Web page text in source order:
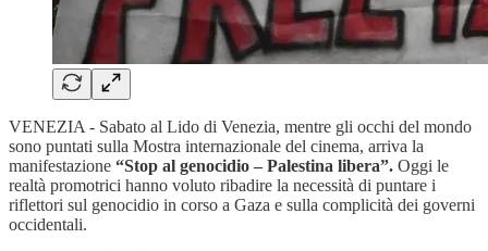
VENEZIA - Sabato al Lido di Venezia, mentre gli occhi del mondo
sono puntati sulla Mostra internazionale del cinema, arriva la
manifestazione “Stop al genocidio – Palestina libera”. Oggi le
realtà promotrici hanno voluto ribadire la necessità di puntare i
riflettori sul genocidio in corso a Gaza e sulla complicità dei governi
occidentali.